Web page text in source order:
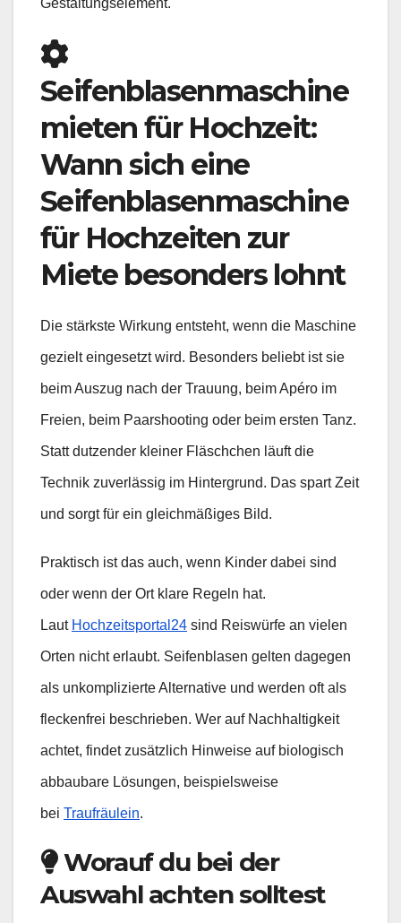
Seifenblasenmaschine
mieten für Hochzeit:
Wann sich eine
Seifenblasenmaschine
für Hochzeiten zur
Miete besonders lohnt
Die stärkste Wirkung entsteht, wenn die Maschine
gezielt eingesetzt wird. Besonders beliebt ist sie
beim Auszug nach der Trauung, beim Apéro im
Freien, beim Paarshooting oder beim ersten Tanz.
Statt dutzender kleiner Fläschchen läuft die
Technik zuverlässig im Hintergrund. Das spart Zeit
und sorgt für ein gleichmäßiges Bild.
Praktisch ist das auch, wenn Kinder dabei sind
oder wenn der Ort klare Regeln hat.
Laut Hochzeitsportal24 sind Reiswürfe an vielen
Orten nicht erlaubt. Seifenblasen gelten dagegen
als unkomplizierte Alternative und werden oft als
fleckenfrei beschrieben. Wer auf Nachhaltigkeit
achtet, findet zusätzlich Hinweise auf biologisch
abbaubare Lösungen, beispielsweise
bei Traufräulein.
Worauf du bei der
Auswahl achten solltest